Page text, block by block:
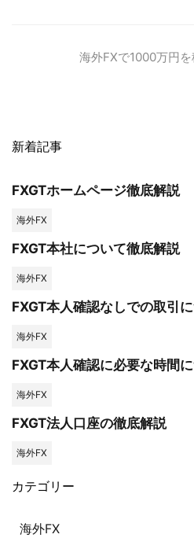
海外FXで1000万円
新着記事
FXGTホームページ徹底解説
海外FX
FXGT本社について徹底解説
海外FX
FXGT本人確認なしでの取引
海外FX
FXGT本人確認に必要な時間
海外FX
FXGT法人口座の徹底解説
海外FX
カテゴリー
海外FX